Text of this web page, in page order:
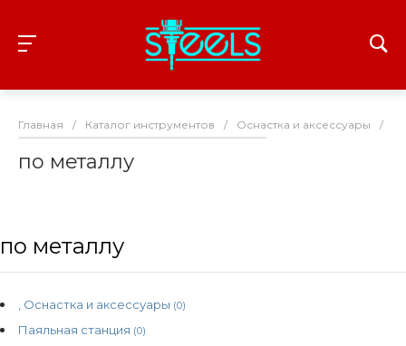
Главная / Каталог инструментов / Оснастка и аксессуары /
по металлу
по металлу
, Оснастка и аксессуары (0)
Паяльная станция (0)